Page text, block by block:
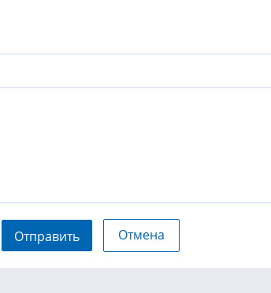
Отправить Отмена